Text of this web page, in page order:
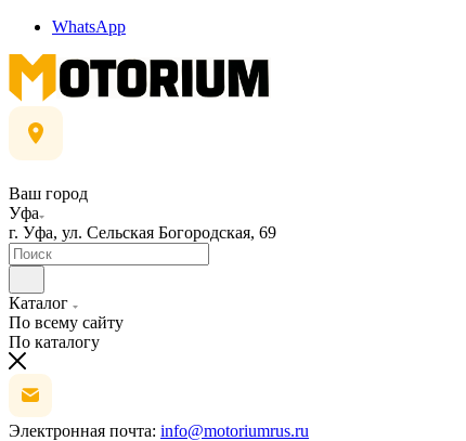
WhatsApp
Ваш город
Уфа
г. Уфа, ул. Сельская Богородская, 69
Каталог
По всему сайту
По каталогу
Электронная почта: info@motoriumrus.ru